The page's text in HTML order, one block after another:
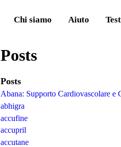
Chi siamo Aiuto
Posts
Posts
Abana: Supporto Cardiovascolare e
abhigra
accufine
accupril
accutane